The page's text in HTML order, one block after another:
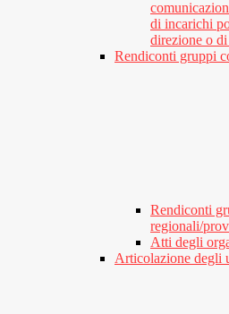
di incarichi
direzione o
Rendiconti gruppi
Rendiconti
regionali/
Atti degli
Articolazione degli